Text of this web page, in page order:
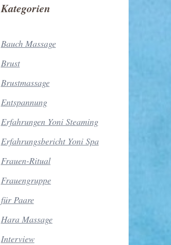
Kategorien
Bauch Massage
Brust
Brustmassage
Entspannung
Erfahrungen Yoni Steaming
Erfahrungsbericht Yoni Spa
Frauen-Ritual
Frauengruppe
für Paare
Hara Massage
Interview